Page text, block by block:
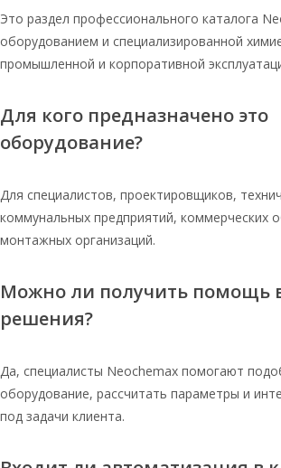
мешках
Это раздел профессионального каталога
оборудованием и специализированной
промышленной и корпоративной
Для кого предназначено это
оборудование?
Для специалистов, проектировщиков,
коммунальных предприятий, коммерческих
монтажных организаций.
Можно ли получить помощь
решения?
Да, специалисты Neochemax помогают
оборудование, рассчитать параметры и
под задачи клиента.